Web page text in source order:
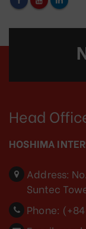
Head
HOSHIMA
Address:
Suntec
Phone: